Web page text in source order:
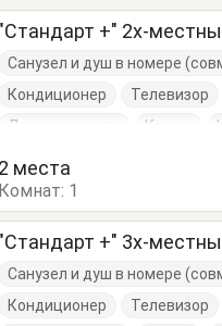
"Стандарт +" 2х-
Санузел и душ в номере
Кондиционер
Телевизор
Диван-кровать
Комод
2 места
Комнат: 1
"Стандарт +" 3х-
Санузел и душ в номере
Кондиционер
Телевизор